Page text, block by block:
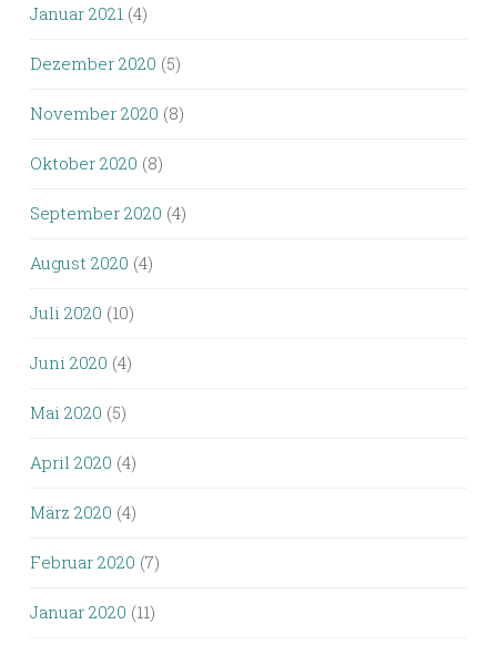
Januar 2021 (4)
Dezember 2020 (5)
November 2020 (8)
Oktober 2020 (8)
September 2020 (4)
August 2020 (4)
Juli 2020 (10)
Juni 2020 (4)
Mai 2020 (5)
April 2020 (4)
März 2020 (4)
Februar 2020 (7)
Januar 2020 (11)